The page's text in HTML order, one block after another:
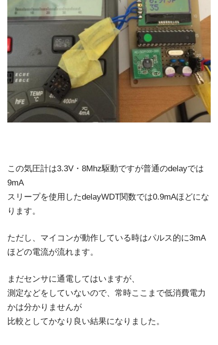
この気圧計は3.3V・8Mhz駆動ですが普通のdelayでは
9mA
スリープを使用したdelayWDT関数では0.9mAほどにな
ります。
ただし、マイコンが動作している時はパルス的に3mA
ほどの電流が流れます。
まだセンサに通電してはいますが、
測定などをしていないので、常時ここまで低消費電力
かは分かりませんが
比較としてかなり良い結果になりました。